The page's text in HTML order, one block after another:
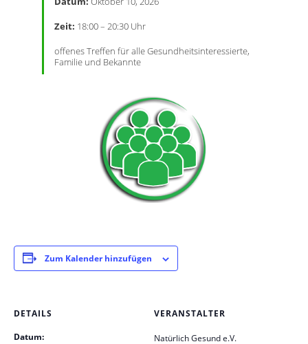
Zeit: 18:00 – 20:30 Uhr
offenes Treffen für alle Gesundheitsinteressierte,
Familie und Bekannte
Zum Kalender hinzufügen
DETAILS
Datum:
VERANSTALTER
Natürlich Gesund e.V.